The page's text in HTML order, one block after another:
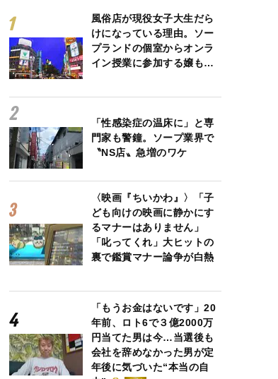
風俗店が現役女子大生だら
けになっている理由。ソー
プランドの個室からオンラ
イン授業に参加する嬢も…
「性感染症の温床に」と専
門家も警鐘。ソープ業界で
〝NS店〟急増のワケ
〈映画『ちいかわ』〉「子
ども向けの映画に静かにす
るマナーはありません」
「叱ってくれ」大ヒットの
裏で鑑賞マナー論争が白熱
「もうお金はないです」20
年前、ロト6で３億2000万
円当てた男は今…当選後も
会社を辞めなかった男が定
年後に気づいた“本当の自